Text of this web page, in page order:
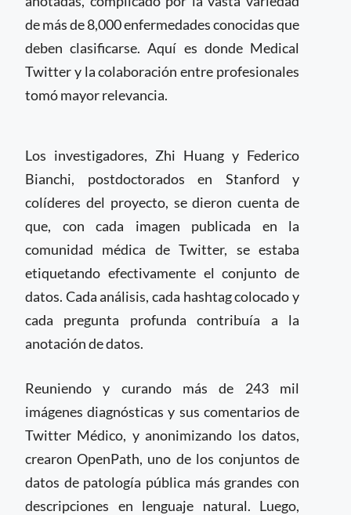
de más de 8,000 enfermedades conocidas que
deben clasificarse. Aquí es donde Medical
Twitter y la colaboración entre profesionales
tomó mayor relevancia.
Los investigadores, Zhi Huang y Federico
Bianchi, postdoctorados en Stanford y
colíderes del proyecto, se dieron cuenta de
que, con cada imagen publicada en la
comunidad médica de Twitter, se estaba
etiquetando efectivamente el conjunto de
datos. Cada análisis, cada hashtag colocado y
cada pregunta profunda contribuía a la
anotación de datos.
Reuniendo y curando más de 243 mil
imágenes diagnósticas y sus comentarios de
Twitter Médico, y anonimizando los datos,
crearon OpenPath, uno de los conjuntos de
datos de patología pública más grandes con
descripciones en lenguaje natural. Luego,